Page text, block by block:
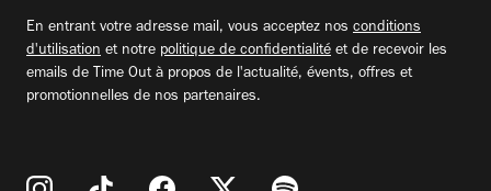
En entrant votre adresse mail, vous acceptez nos conditions
d'utilisation et notre politique de confidentialité et de recevoir les
emails de Time Out à propos de l'actualité, évents, offres et
promotionnelles de nos partenaires.